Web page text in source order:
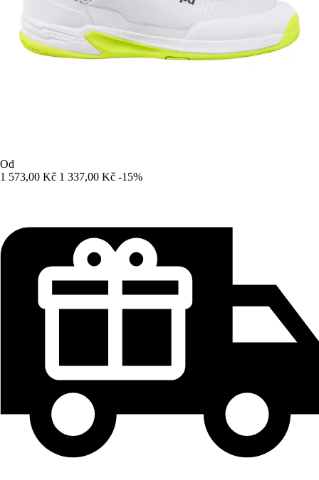
Od
1 573,00 Kč 1 337,00 Kč -15%